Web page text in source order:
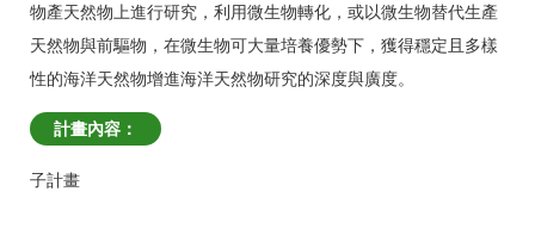
物產天然物上進行研究，利用微生物轉化，或以微生物替代生產
天然物與前驅物，在微生物可大量培養優勢下，獲得穩定且多樣
性的海洋天然物增進海洋天然物研究的深度與廣度。
計畫內容：
子計畫